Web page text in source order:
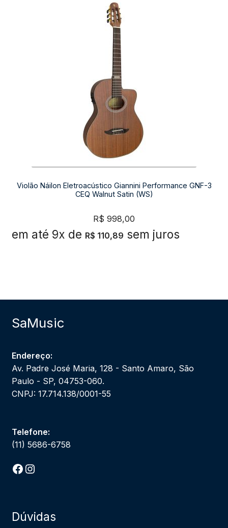
Violão Náilon Eletroacústico Giannini Performance GNF-3
CEQ Walnut Satin (WS)
R$ 998,00
em até 9x de R$ 110,89 sem juros
SaMusic
Endereço:
Av. Padre José Maria, 128 - Santo Amaro, São
Paulo - SP, 04753-060.
CNPJ: 17.714.138/0001-55
Telefone:
(11) 5686-6758
Facebook
Instagram
Dúvidas